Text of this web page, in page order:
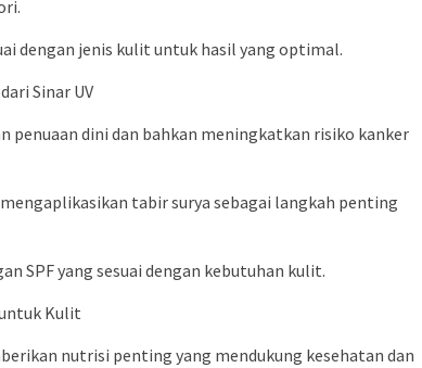
dengan jenis kulit untuk hasil yang optimal.
Sinar UV
penuaan dini dan bahkan meningkatkan risiko kanker
tabir surya sebagai langkah penting
SPF yang sesuai dengan kebutuhan kulit.
Kulit
nutrisi penting yang mendukung kesehatan dan